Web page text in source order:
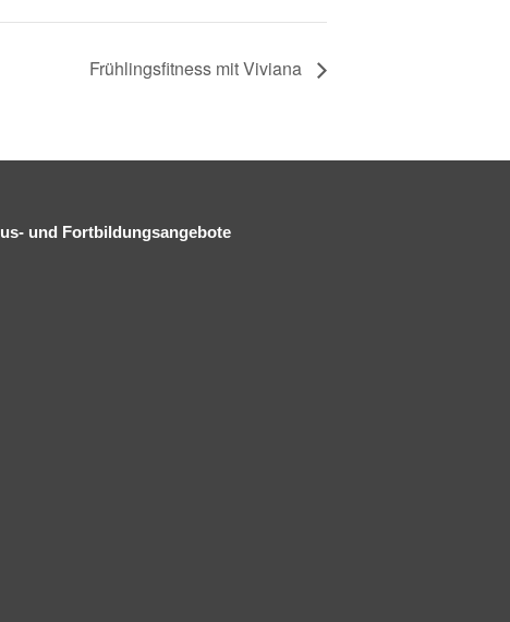
Frühlingsfitness mit Viviana
und Fortbildungsangebote